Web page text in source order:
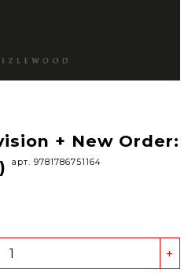
+ New Order:
арт. 9781786751164
+